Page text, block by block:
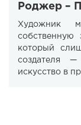
Роджер –
Художник
собственную
который
создателя
искусство в